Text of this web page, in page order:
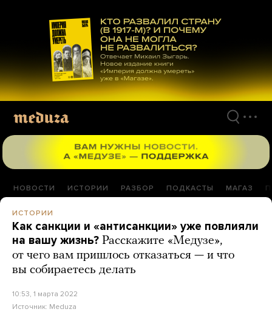
материалам
НОВОСТИ ИСТОРИИ РАЗБОР ПОДКАСТЫ МАГАЗ
ИСТОРИИ
Как санкции и «антисанкции» уже повлияли
на вашу жизнь? Расскажите «Медузе»,
от чего вам пришлось отказаться — и что
вы собираетесь делать
10:53, 1 марта 2022
Источник: Meduza